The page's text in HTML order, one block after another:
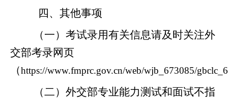
四、其他事项
（一）考试录用有关信息请及时关注外
交部考录网页
（https://www.fmprc.gov.cn/web/wjb_673085/
（二）外交部专业能力测试和面试不指